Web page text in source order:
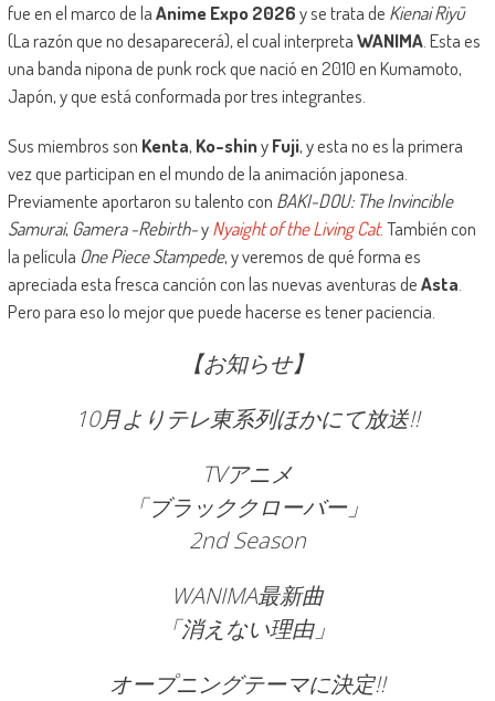
fue en el marco de laAnime Expo 2026y se trata de Kienai Riyū
(La razón que no desaparecerá), el cual interpretaWANIMA. Esta es
una banda nipona de punk rock que nació en 2010 en Kumamoto,
Japón, y que está conformada por tres integrantes.
Sus miembros son Kenta, Ko-shinyFuji, y esta no es la primera
vez que participan en el mundo de la animación japonesa.
Previamente aportaron su talento con BAKI-DOU: The Invincible
Samurai, Gamera -Rebirth-yNyaight of the Living Cat. También con
la película One Piece Stampede, y veremos de qué forma es
apreciada esta fresca canción con las nuevas aventuras deAsta
Pero para eso lo mejor que puede hacerse es tener paciencia.
【お知らせ】
10月よりテレ東系列ほかにて放送!!
TVアニメ
「ブラッククローバー」
2nd Season
WANIMA最新曲
「消えない理由」
オープニングテーマに決定!!